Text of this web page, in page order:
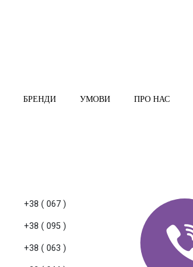
БРЕНДИ УМОВИ ПРО НАС
+38 ( 067 )
+38 ( 095 )
+38 ( 063 )